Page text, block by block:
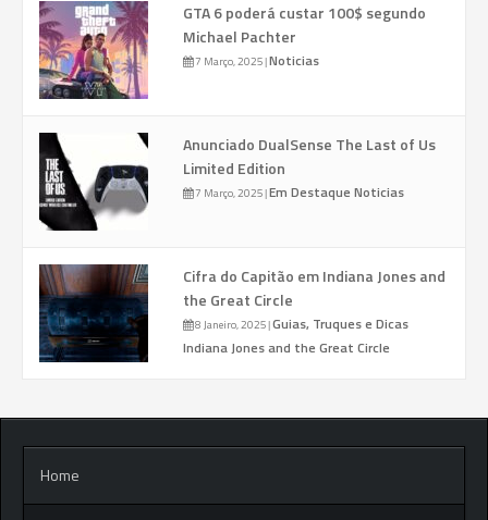
GTA 6 poderá custar 100$ segundo
Michael Pachter
7 Março, 2025|Noticias
Anunciado DualSense The Last of Us
Limited Edition
7 Março, 2025|Em Destaque Noticias
Cifra do Capitão em Indiana Jones and
the Great Circle
8 Janeiro, 2025|Guias, Truques e Dicas
Indiana Jones and the Great Circle
Home